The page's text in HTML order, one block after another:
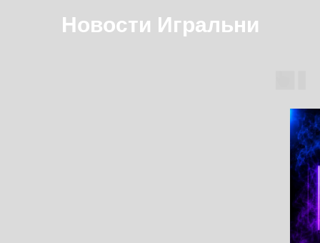
Новости Игральни